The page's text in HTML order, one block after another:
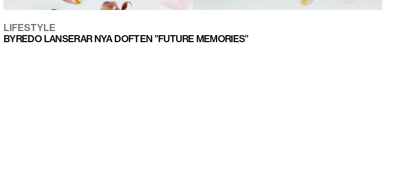
LIFESTYLE
BYREDO LANSERAR NYA DOFTEN ”FUTURE MEMORIES”